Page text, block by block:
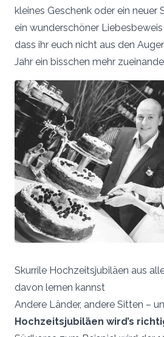
kleines Geschenk oder ein neuer
ein wunderschöner
dass ihr euch nicht aus den
Jahr ein bisschen mehr
Skurrile Hochzeitsjubiläen aus
davon lernen kannst
Andere Länder, andere Sitten –
Hochzeitsjubiläen wird’s